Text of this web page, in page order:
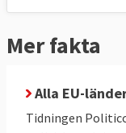
Mer fakta
Alla EU-
Tidningen